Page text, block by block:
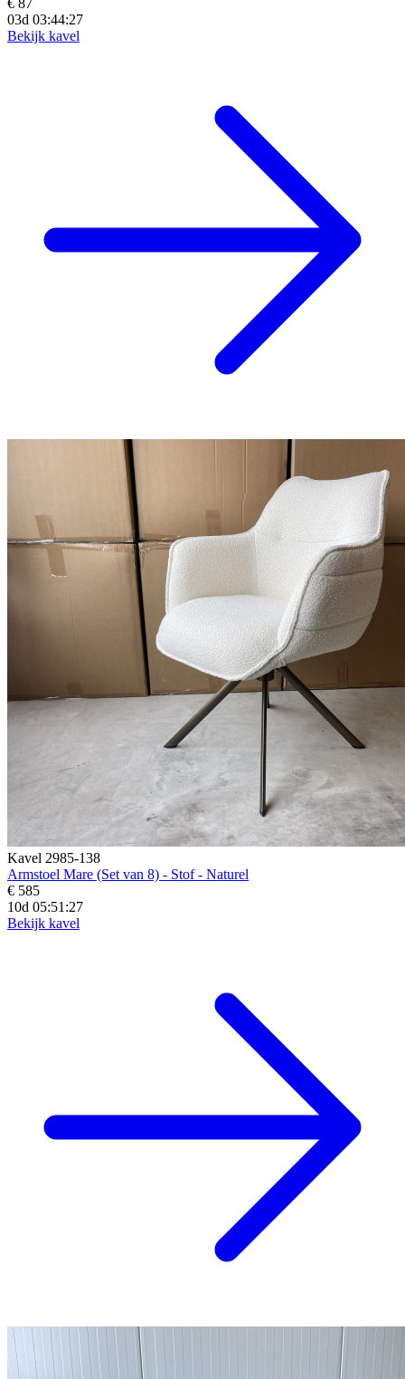
03d 03:44:25
Bekijk kavel
Kavel 2985-138
Armstoel Mare (Set van 8) - Stof - Naturel
€ 585
10d 05:51:25
Bekijk kavel